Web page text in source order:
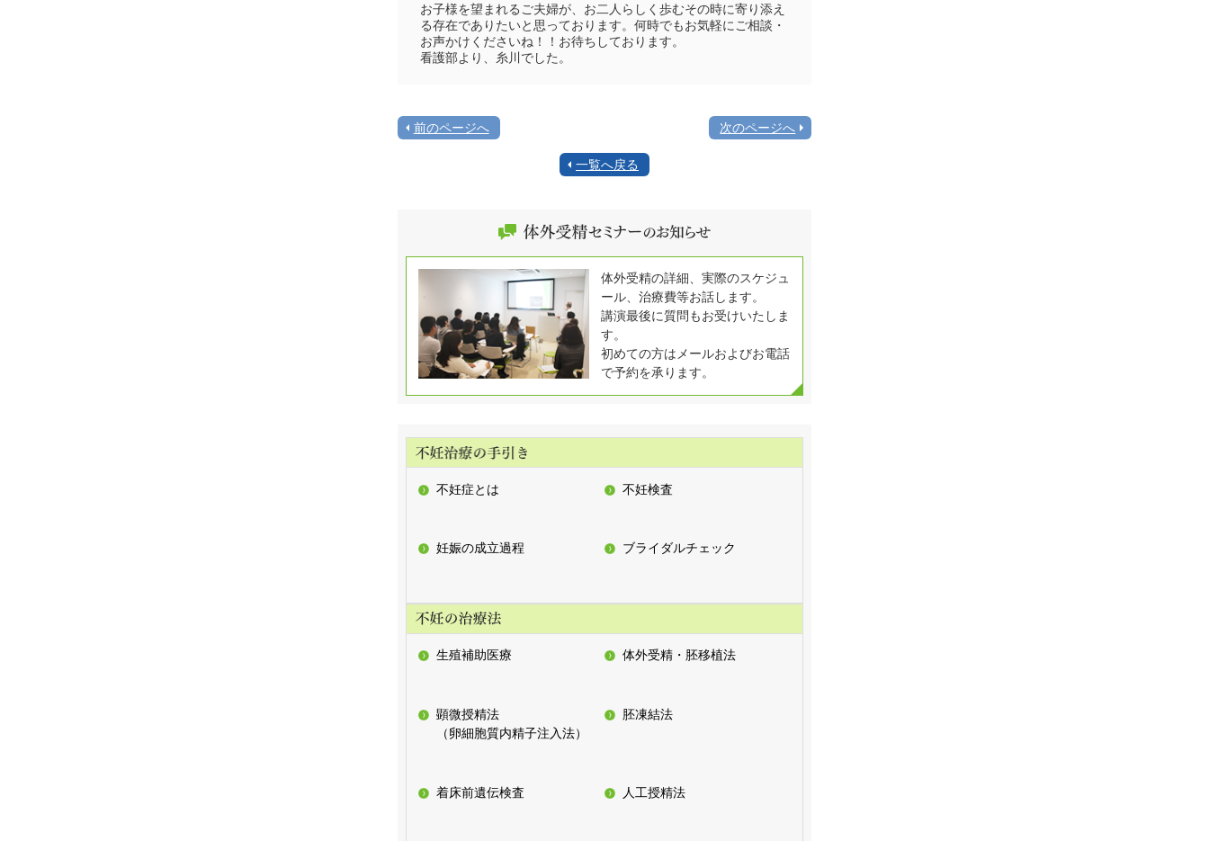
お子様を望まれるご夫婦が、お二人らしく歩むその時に寄り添え
る存在でありたいと思っております。何時でもお気軽にご相談・
お声かけくださいね！！お待ちしております。
看護部より、糸川でした。
前のページへ 次のページへ
一覧へ戻る
体外受精の詳細、実際のスケジュ
ール、治療費等お話します。
講演最後に質問もお受けいたしま
す。
初めての方はメールおよびお電話
で予約を承ります。
不妊症とは 不妊検査
妊娠の成立過程 ブライダルチェック
生殖補助医療 体外受精・胚移植法
顕微授精法
（卵細胞質内精子注入法）
胚凍結法
着床前遺伝検査 人工授精法